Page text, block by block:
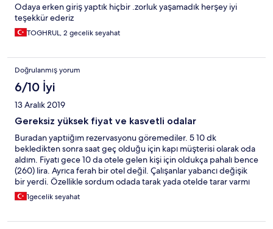
Odaya erken giriş yaptık hiçbir .zorluk yaşamadık herşey iyi
teşekkür ederiz
TOGHRUL, 2 gecelik seyahat
Doğrulanmış yorum
6/10 İyi
13 Aralık 2019
Gereksiz yüksek fiyat ve kasvetli odalar
Buradan yaptıiğım rezervasyonu göremediler. 5 10 dk
bekledikten sonra saat geç olduğu için kapı müşterisi olarak oda
aldım. Fiyatı gece 10 da otele gelen kişi için oldukça pahalı bence
(260) lira. Ayrıca ferah bir otel değil. Çalışanlar yabancı değişik
bir yerdi. Özellikle sordum odada tarak yada otelde tarar varmı
ona göre alacağım diye odada var dediler yoktu.
1gecelik seyahat